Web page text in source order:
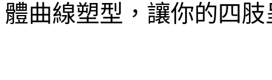
體曲線塑型，讓你的四